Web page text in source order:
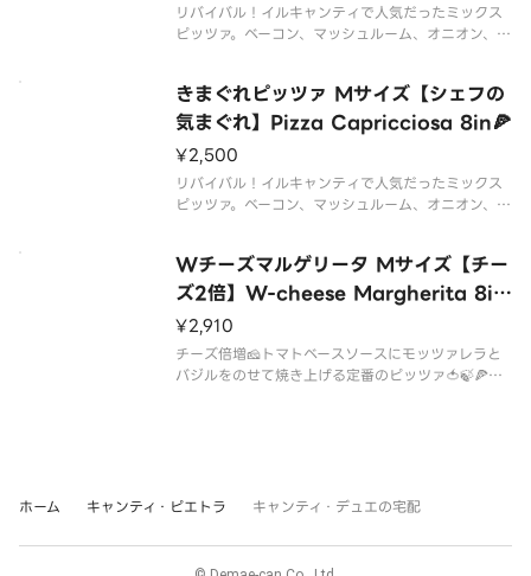
リバイバル！イルキャンティで人気だったミックス
ピッツァ。ベーコン、マッシュルーム、オニオン、ピ
きまぐれピッツァ Mサイズ【シェフの
気まぐれ】Pizza Capricciosa 8in🍕
¥2,500
リバイバル！イルキャンティで人気だったミックス
ピッツァ。ベーコン、マッシュルーム、オニオン、ピ
Wチーズマルゲリータ Mサイズ【チー
ズ2倍】W-cheese Margherita 8in
🍕
¥2,910
チーズ倍増🧀トマトベースソースにモッツァレラと
バジルをのせて焼き上げる定番のピッツァ🍅🍃🍕今
ホーム キャンティ・ピエトラ キャンティ・デュエの宅配